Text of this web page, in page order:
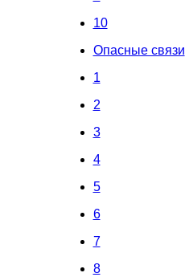
10
Опасные связи
1
2
3
4
5
6
7
8